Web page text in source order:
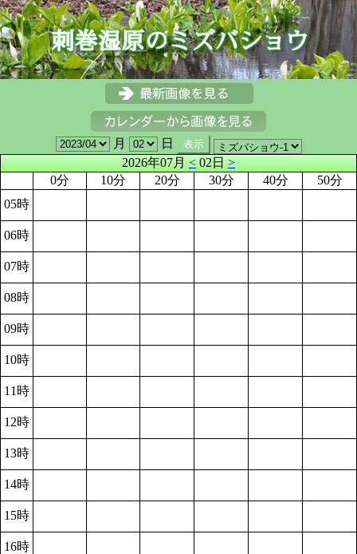
月
日
2026年07月<02日>
0分
10分 20分 30分 40分
50分
05時
06時
07時
08時
09時
10時
11時
12時
13時
14時
15時
16時